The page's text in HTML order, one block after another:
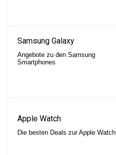
Samsung Galaxy
Angebote zu den Samsung
Smartphones
Apple Watch
Die besten Deals zur Apple Watch